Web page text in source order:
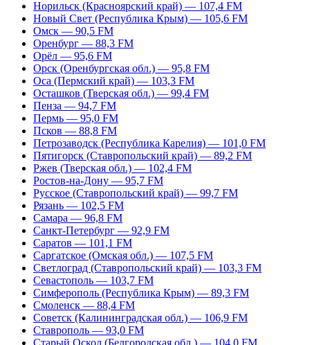
Норильск (Красноярский край) — 107,4 FM
Новый Свет (Республика Крым) — 105,6 FM
Омск — 90,5 FM
Оренбург — 88,3 FM
Орёл — 95,6 FM
Орск (Оренбургская обл.) — 95,8 FM
Оса (Пермский край) — 103,3 FM
Осташков (Тверская обл.) — 99,4 FM
Пенза — 94,7 FM
Пермь — 95,0 FM
Псков — 88,8 FM
Петрозаводск (Республика Карелия) — 101,0 FM
Пятигорск (Ставропольский край) — 89,2 FM
Ржев (Тверская обл.) — 102,4 FM
Ростов-на-Дону — 95,7 FM
Русское (Ставропольский край) — 99,7 FM
Рязань — 102,5 FM
Самара — 96,8 FM
Санкт-Петербург — 92,9 FM
Саратов — 101,1 FM
Саргатское (Омская обл.) — 107,5 FM
Светлоград (Ставропольский край) — 103,3 FM
Севастополь — 103,7 FM
Симферополь (Республика Крым) — 89,3 FM
Смоленск — 88,4 FM
Советск (Калининградская обл.) — 106,9 FM
Ставрополь — 93,0 FM
Старый Оскол (Белгородская обл.) — 104,0 FM